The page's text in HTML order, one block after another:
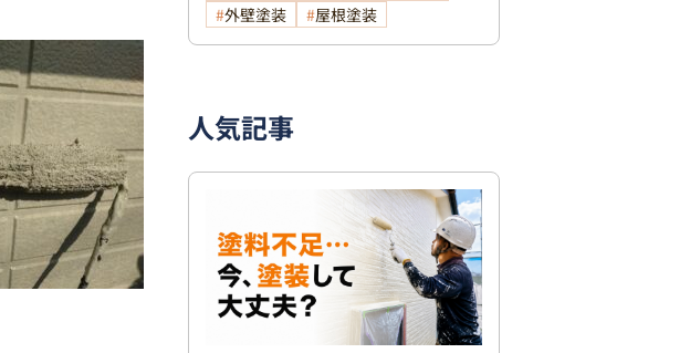
外壁塗装
屋根塗装
人気記事